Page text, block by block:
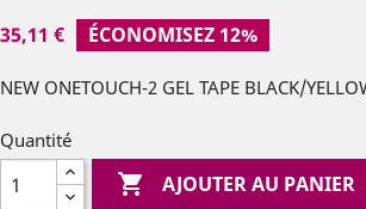
35,11 €
ÉCONOMISEZ 12%
NEW ONETOUCH-2 GEL TAPE BLACK/
Quantité
 AJOUTER AU PANIER